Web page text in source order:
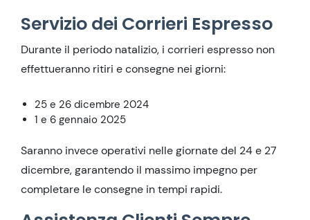
Servizio dei Corrieri Espresso
Durante il periodo natalizio, i corrieri espresso non
effettueranno ritiri e consegne nei giorni:
25 e 26 dicembre 2024
1 e 6 gennaio 2025
Saranno invece operativi nelle giornate del 24 e 27
dicembre, garantendo il massimo impegno per
completare le consegne in tempi rapidi.